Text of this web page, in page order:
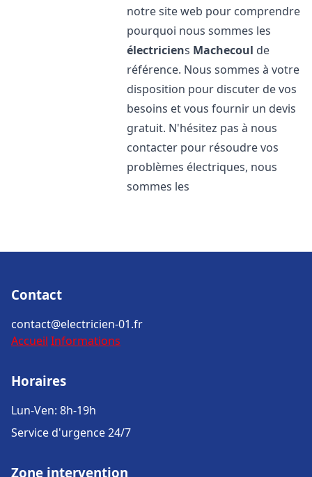
notre site web pour comprendre
pourquoi nous sommes les
électriciens Machecoul de
référence. Nous sommes à votre
disposition pour discuter de vos
besoins et vous fournir un devis
gratuit. N'hésitez pas à nous
contacter pour résoudre vos
problèmes électriques, nous
sommes les
Contact
contact@electricien-01.fr
Accueil Informations
Horaires
Lun-Ven: 8h-19h
Service d'urgence 24/7
Zone intervention